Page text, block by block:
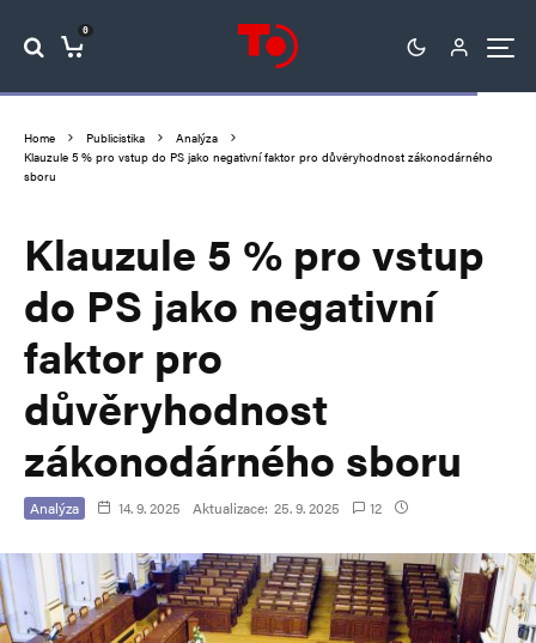
0
Home Publicistika
Analýza
Klauzule 5 % pro vstup do PS jako negativní faktor pro důvěryhodnost zákonodárného
sboru
Klauzule 5 % pro vstup
do PS jako negativní
faktor pro
důvěryhodnost
zákonodárného sboru
Analýza 14. 9. 2025 Aktualizace: 25. 9. 2025 12